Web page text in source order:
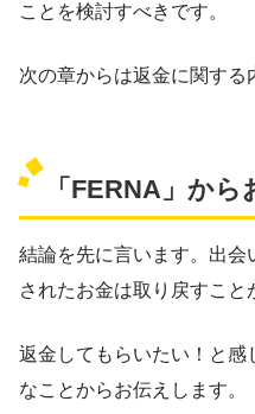
ことを検討すべきです。
次の章からは返金に関する
「FERNA」か
結論を先に言います。出
されたお金は取り戻すこと
返金してもらいたい！と感
なことからお伝えします。